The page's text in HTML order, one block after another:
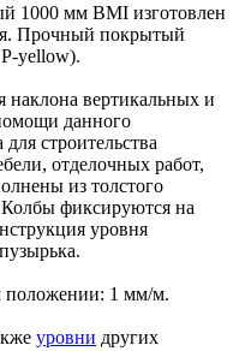
1000 мм BMI изготовлен
Прочный покрытый
yellow).
наклона вертикальных и
данного
строительства
отделочных работ,
из толстого
Колбы фиксируются на
уровня
положении: 1 мм/м.
уровни других